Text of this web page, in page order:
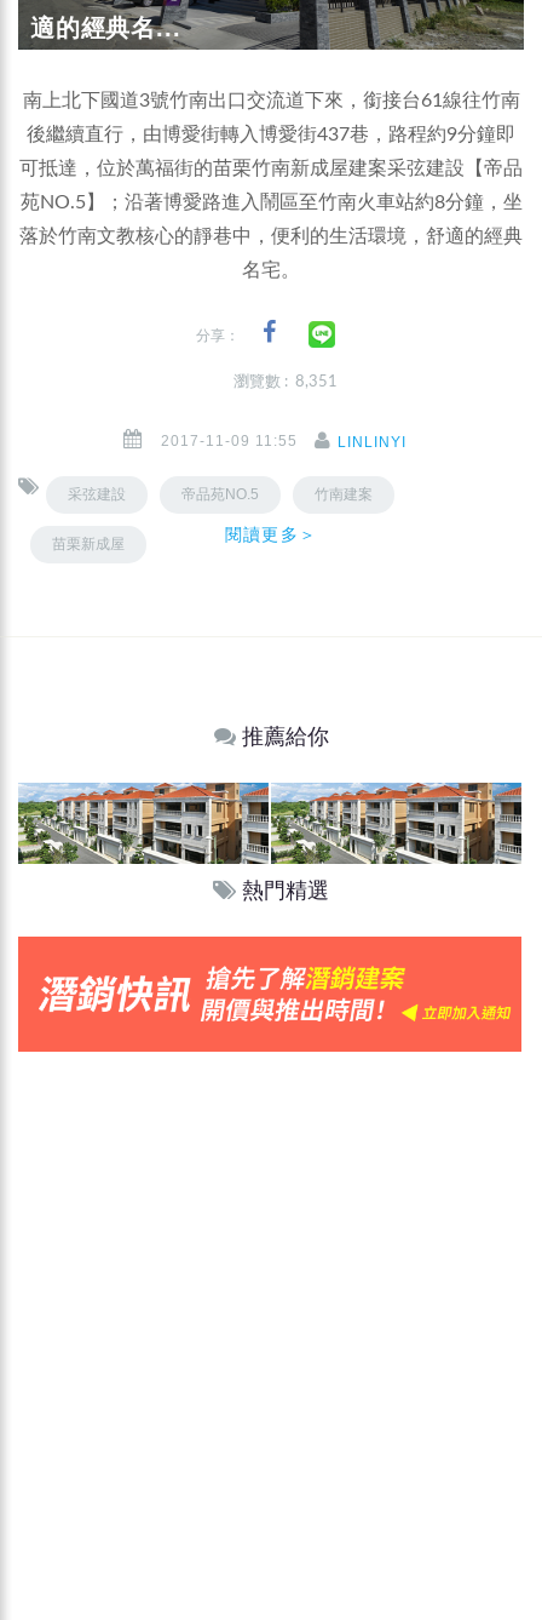
適的經典名...
南上北下國道3號竹南出口交流道下來，銜接台61線往竹南
後繼續直行，由博愛街轉入博愛街437巷，路程約9分鐘即
可抵達，位於萬福街的苗栗竹南新成屋建案采弦建設【帝品
苑NO.5】；沿著博愛路進入鬧區至竹南火車站約8分鐘，坐
落於竹南文教核心的靜巷中，便利的生活環境，舒適的經典
名宅。
分享：
瀏覽數 : 8,351
2017-11-09 11:55 LINLINYI
采弦建設 帝品苑NO.5 竹南建案
苗栗新成屋 閱讀更多＞
推薦給你
熱門精選